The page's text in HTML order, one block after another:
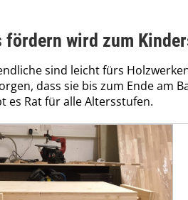
fördern wird zum
sind leicht fürs
dass sie bis zum Ende am
es Rat für alle Altersstufen.